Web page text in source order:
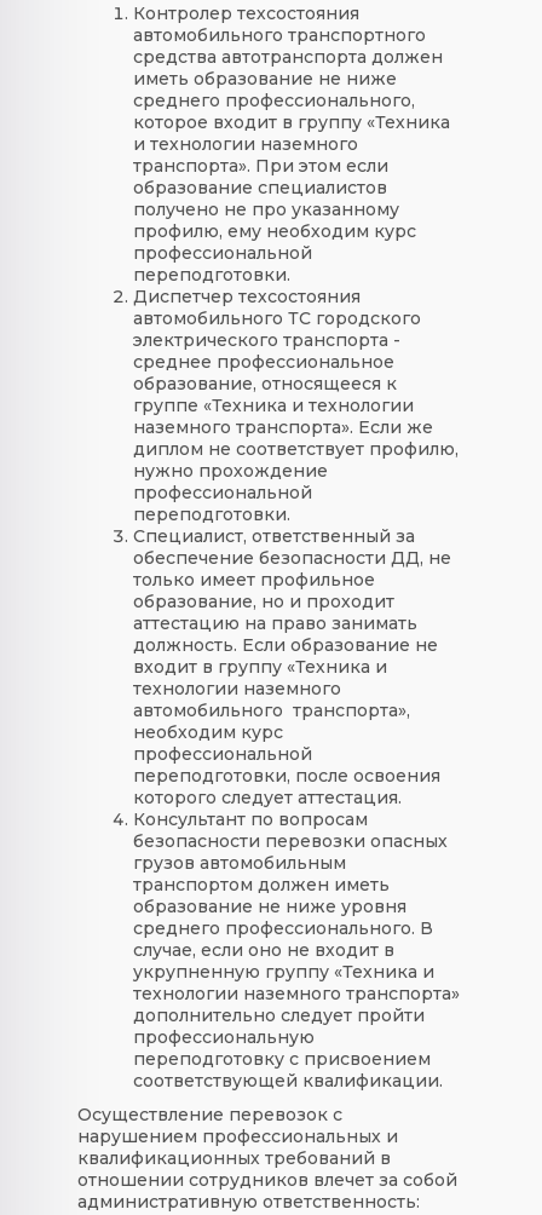
Контролер техсостояния
автомобильного транспортного
средства автотранспорта должен
иметь образование не ниже
среднего профессионального,
которое входит в группу «Техника
и технологии наземного
транспорта». При этом если
образование специалистов
получено не про указанному
профилю, ему необходим курс
профессиональной
переподготовки.
Диспетчер техсостояния
автомобильного ТС городского
электрического транспорта -
среднее профессиональное
образование, относящееся к
группе «Техника и технологии
наземного транспорта». Если же
диплом не соответствует профилю,
нужно прохождение
профессиональной
переподготовки.
Специалист, ответственный за
обеспечение безопасности ДД, не
только имеет профильное
образование, но и проходит
аттестацию на право занимать
должность. Если образование не
входит в группу «Техника и
технологии наземного
автомобильного транспорта»,
необходим курс
профессиональной
переподготовки, после освоения
которого следует аттестация.
Консультант по вопросам
безопасности перевозки опасных
грузов автомобильным
транспортом должен иметь
образование не ниже уровня
среднего профессионального. В
случае, если оно не входит в
укрупненную группу «Техника и
технологии наземного транспорта»
дополнительно следует пройти
профессиональную
переподготовку с присвоением
соответствующей квалификации.
Осуществление перевозок с
нарушением профессиональных и
квалификационных требований в
отношении сотрудников влечет за собой
административную ответственность: